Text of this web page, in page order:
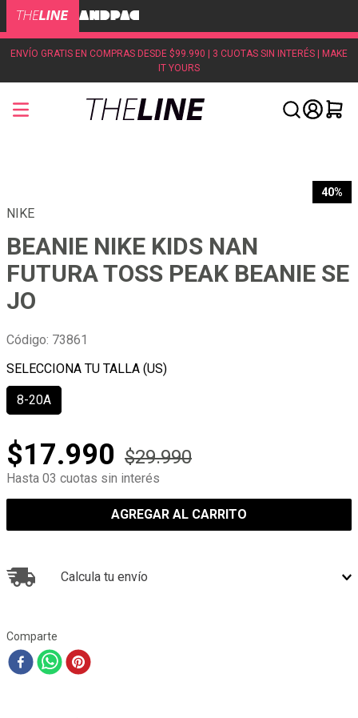
ENVÍO GRATIS EN COMPRAS DESDE $99.990 | 3 CUOTAS SIN INTERÉS | MAKE
IT YOURS
40%
NIKE
BEANIE NIKE KIDS NAN
FUTURA TOSS PEAK BEANIE SE
JO
Código: 73861
8-20A
$17.990 $29.990
Hasta 03 cuotas sin interés
AGREGAR AL CARRITO
Calcula tu envío
Comparte